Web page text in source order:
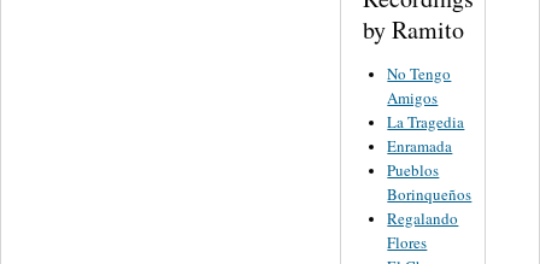
by Ramito
No Tengo
Amigos
La Tragedia
Enramada
Pueblos
Borinqueños
Regalando
Flores